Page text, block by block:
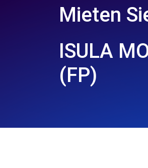
Mieten
ISULA
(FP)